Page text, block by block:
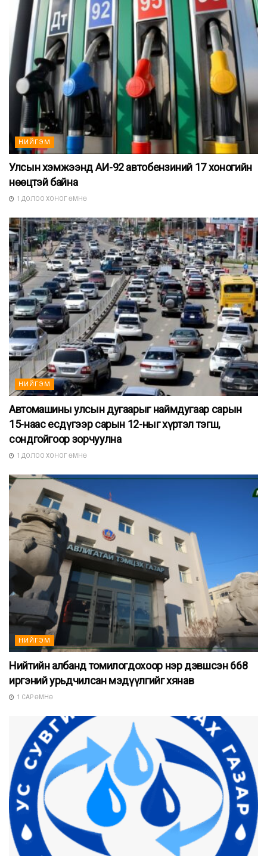
НИЙГЭМ
Улсын хэмжээнд АИ-92 автобензиний 17 хоногийн
нөөцтэй байна
1 ДОЛОО ХОНОГ ӨМНӨ
НИЙГЭМ
Автомашины улсын дугаарыг наймдугаар сарын
15-наас есдүгээр сарын 12-ныг хүртэл тэгш,
сондгойгоор зорчуулна
1 ДОЛОО ХОНОГ ӨМНӨ
НИЙГЭМ
Нийтийн албанд томилогдохоор нэр дэвшсэн 668
иргэний урьдчилсан мэдүүлгийг хянав
1 САР ӨМНӨ